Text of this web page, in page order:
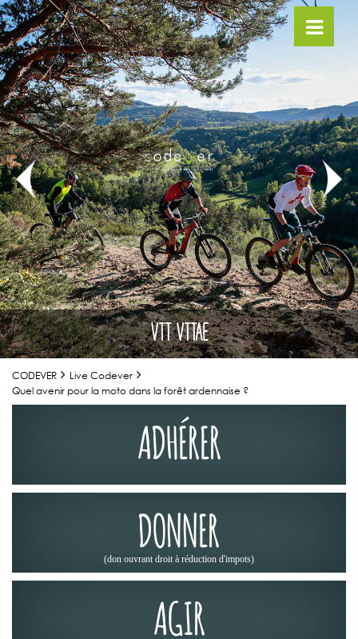
VTT VTTAE
CODEVER
Live Codever
Quel avenir pour la moto dans la forêt ardennaise ?
ADHÉRER
DONNER
(don ouvrant droit à réduction d'impots)
AGIR